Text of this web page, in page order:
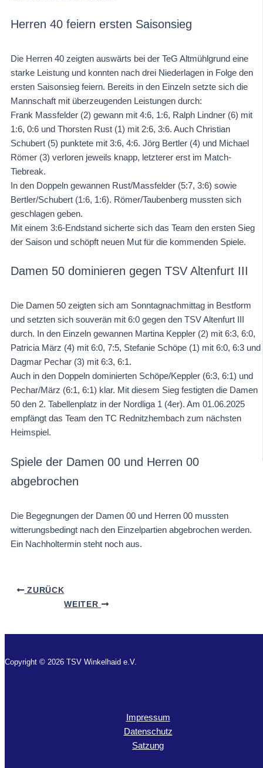
Herren 40 feiern ersten Saisonsieg
Die Herren 40 zeigten auswärts bei der TeG Altmühlgrund eine
starke Leistung und konnten nach drei Niederlagen in Folge den
ersten Saisonsieg feiern. Bereits in den Einzeln setzte sich die
Mannschaft mit überzeugenden Leistungen durch:
Frank Massfelder (2) gewann mit 4:6, 1:6, Ralph Lindner (6) mit
1:6, 0:6 und Thorsten Rust (1) mit 2:6, 3:6. Auch Christian
Schubert (5) punktete mit 3:6, 4:6. Jörg Bertler (4) und Michael
Römer (3) verloren jeweils knapp, letzterer erst im Match-
Tiebreak.
In den Doppeln gewannen Rust/Massfelder (5:7, 3:6) sowie
Bertler/Schubert (1:6, 1:6). Römer/Taubenberg mussten sich
geschlagen geben.
Mit einem 3:6-Endstand sicherte sich das Team den ersten Sieg
der Saison und schöpft neuen Mut für die kommenden Spiele.
Damen 50 dominieren gegen TSV Altenfurt III
Die Damen 50 zeigten sich am Sonntagnachmittag in Bestform
und setzten sich souverän mit 6:0 gegen den TSV Altenfurt III
durch. In den Einzeln gewannen Martina Keppler (2) mit 6:3, 6:0,
Patricia März (4) mit 6:0, 7:5, Stefanie Schöpe (1) mit 6:0, 6:3 und
Dagmar Pechar (3) mit 6:3, 6:1.
Auch in den Doppeln dominierten Schöpe/Keppler (6:3, 6:1) und
Pechar/März (6:1, 6:1) klar. Mit diesem Sieg festigten die Damen
50 den 2. Tabellenplatz in der Nordliga 1 (4er). Am 01.06.2025
empfängt das Team den TC Rednitzhembach zum nächsten
Heimspiel.
Spiele der Damen 00 und Herren 00
abgebrochen
Die Begegnungen der Damen 00 und Herren 00 mussten
witterungsbedingt nach den Einzelpartien abgebrochen werden.
Ein Nachholtermin steht noch aus.
ZURÜCK
WEITER
Copyright © 2026 TSV Winkelhaid e.V.
Impressum
Datenschutz
Satzung